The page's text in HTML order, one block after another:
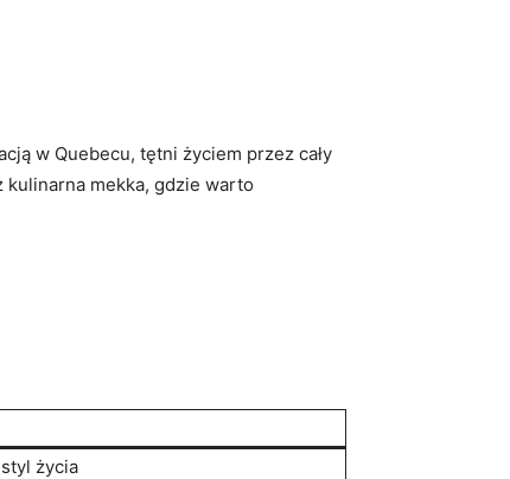
w Quebecu, tętni życiem przez cały
mekka, gdzie warto
życia